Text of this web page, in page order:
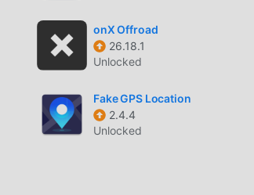
onX Offroad
26.18.1
Unlocked
Fake GPS Location
2.4.4
Unlocked